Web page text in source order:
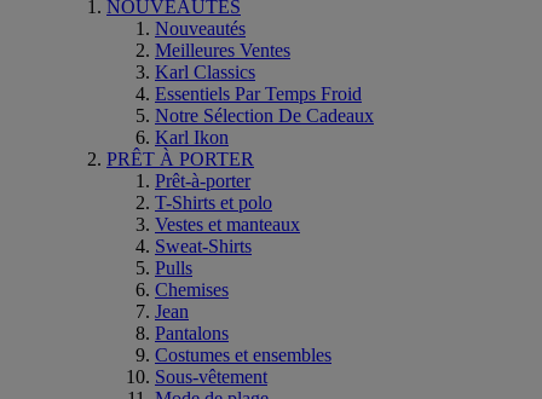
NOUVEAUTÉS
Nouveautés
Meilleures Ventes
Karl Classics
Essentiels Par Temps Froid
Notre Sélection De Cadeaux
Karl Ikon
PRÊT À PORTER
Prêt-à-porter
T-Shirts et polo
Vestes et manteaux
Sweat-Shirts
Pulls
Chemises
Jean
Pantalons
Costumes et ensembles
Sous-vêtement